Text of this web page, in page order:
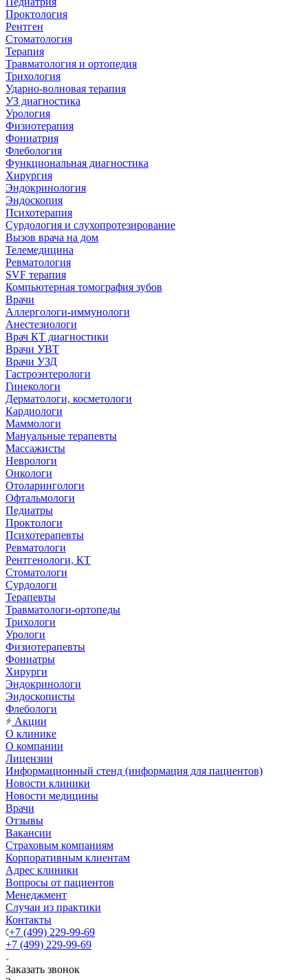
Проктология
Рентген
Стоматология
Терапия
Травматология и ортопедия
Трихология
Ударно-волновая терапия
УЗ диагностика
Урология
Физиотерапия
Фониатрия
Флебология
Функциональная диагностика
Хирургия
Эндокринология
Эндоскопия
Психотерапия
Сурдология и слухопротезирование
Вызов врача на дом
Телемедицина
Ревматология
SVF терапия
Компьютерная томография зубов
Врачи
Аллергологи-иммунологи
Анестезиологи
Врач КТ диагностики
Врачи УВТ
Врачи УЗД
Гастроэнтерологи
Гинекологи
Дерматологи, косметологи
Кардиологи
Маммологи
Мануальные терапевты
Массажисты
Неврологи
Онкологи
Отоларингологи
Офтальмологи
Педиатры
Проктологи
Психотерапевты
Ревматологи
Рентгенологи, КТ
Стоматологи
Сурдологи
Терапевты
Травматологи-ортопеды
Трихологи
Урологи
Физиотерапевты
Фониатры
Хирурги
Эндокринологи
Эндоскописты
Флебологи
Акции
О клинике
О компании
Лицензии
Информационный стенд (информация для пациентов)
Новости клиники
Новости медицины
Врачи
Отзывы
Вакансии
Страховым компаниям
Корпоративным клиентам
Адрес клиники
Вопросы от пациентов
Менеджмент
Случаи из практики
Контакты
+7 (499) 229-99-69
+7 (499) 229-99-69
Заказать звонок